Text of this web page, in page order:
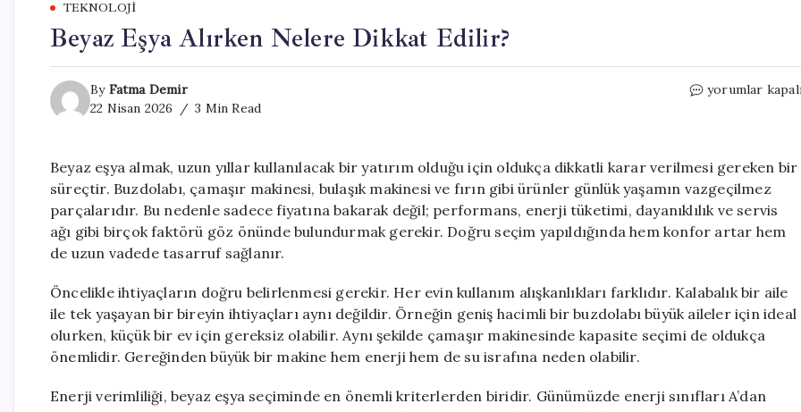
TEKNOLOJI
Beyaz Eşya Alırken Nelere Dikkat Edilir?
By Fatma Demir
22 Nisan 2026
3 Min Read
Beyaz
Dikkat
Edilir?
için
yorumlar
Beyaz eşya almak, uzun yıllar kullanılacak bir yatırım olduğu için oldukça dikkatli karar verilmesi gereken bir
süreçtir. Buzdolabı, çamaşır makinesi, bulaşık makinesi ve fırın gibi ürünler günlük yaşamın vazgeçilmez
parçalarıdır. Bu nedenle sadece fiyatına bakarak değil; performans, enerji tüketimi, dayanıklılık ve servis
ağı gibi birçok faktörü göz önünde bulundurmak gerekir. Doğru seçim yapıldığında hem konfor artar hem
de uzun vadede tasarruf sağlanır.
Öncelikle ihtiyaçların doğru belirlenmesi gerekir. Her evin kullanım alışkanlıkları farklıdır. Kalabalık bir aile
ile tek yaşayan bir bireyin ihtiyaçları aynı değildir. Örneğin geniş hacimli bir buzdolabı büyük aileler için ideal
olurken, küçük bir ev için gereksiz olabilir. Aynı şekilde çamaşır makinesinde kapasite seçimi de oldukça
önemlidir. Gereğinden büyük bir makine hem enerji hem de su israfına neden olabilir.
Enerji verimliliği, beyaz eşya seçiminde en önemli kriterlerden biridir. Günümüzde enerji sınıfları A’dan